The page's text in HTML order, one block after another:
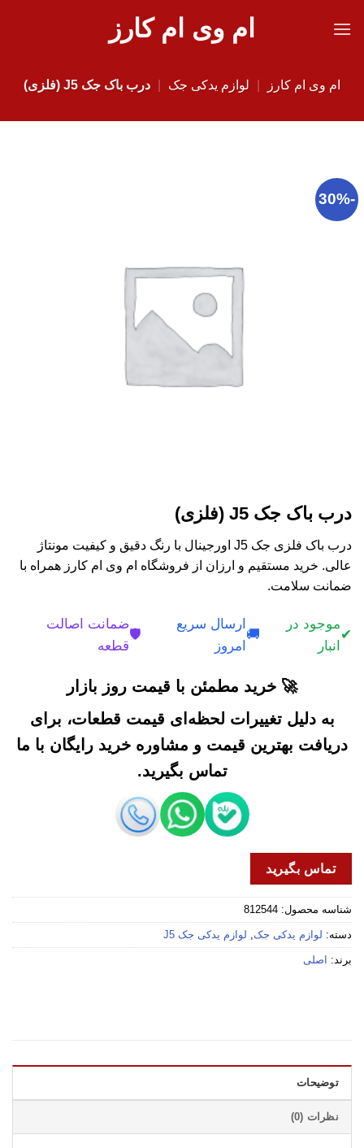
ام وی ام کارز
ام وی ام کارز لوازم یدکی جک درب باک جک J5 (فلزی)
-30%
درب باک جک J5 (فلزی)
درب باک فلزی جک J5 اورجینال با رنگ دقیق و کیفیت مونتاژ
عالی. خرید مستقیم و ارزان از فروشگاه ام وی ام کارز همراه با
ضمانت سلامت.
✔
موجود در
انبار
🚚
ارسال سریع
امروز
🛡️
ضمانت اصالت
قطعه
🚀 خرید مطمئن با قیمت روز بازار
به دلیل تغییرات لحظه‌ای قیمت قطعات، برای
دریافت بهترین قیمت و مشاوره خرید رایگان با ما
تماس بگیرید.
تماس بگیرید
شناسه محصول: 812544
دسته: لوازم یدکی جک, لوازم یدکی جک J5
برند: اصلی
توضیحات
نظرات (0)